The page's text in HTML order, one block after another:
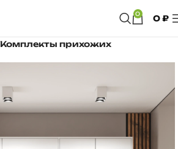
0 0₽
Комплекты прихожих